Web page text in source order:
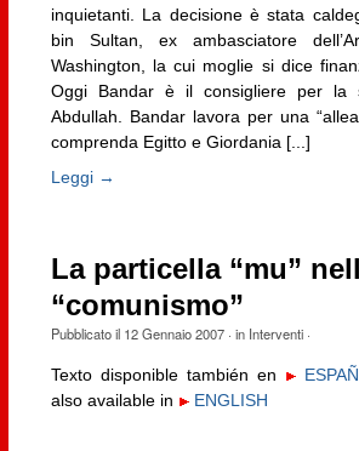
inquietanti. La decisione è stata
bin Sultan, ex ambasciatore
Washington, la cui moglie si dice
Oggi Bandar è il consigliere per la
Abdullah. Bandar lavora per una
comprenda Egitto e Giordania [...]
Leggi →
La particella “mu”
“comunismo”
Pubblicato il 12 Gennaio 2007· in Interventi·
Texto disponible también en
also available in
ENGLISH